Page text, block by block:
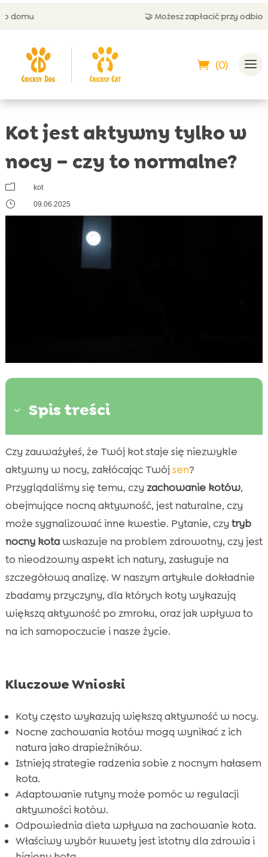
🤝 Możesz zapłacić przy odbiorze
(0)
Kot jest aktywny tylko w
nocy – czy to normalne?
m kot
} 09.06.2025
3 Spis treści
 Dlaczego koty są aktywne w nocy?
 Jak nocna aktywność wpływa na zdrowie
kota?
 Czy to normalne, że kot jest aktywny w nocy?
 Kot aktywny w nocy – strategie radzenia
sobie
 Jakie zmiany w rutynie mogą pomóc kotu?
 Marco Polo koty – kot domowy a kot dziki
 Znaczenie diety w zachowaniach kotów
 Znaczenie odpowiedniej karmy – CricksyCat
dla kota
Dlaczego ważne jest posiadanie
 Pomysły na nocne aktywności dla kotów
 Czy można przyzwyczaić kota do aktywności
dziennej?
 Wniosek
FAQ
Czy zauważyłeś, że Twój kot staje się niezwykle
aktywny w nocy, zakłócając Twój sen?
Przyglądaliśmy się temu, czy zachowanie kotów,
obejmujące nocną aktywność, jest naturalne, czy
może sygnalizować inne kwestie. Pytanie, czy tryb
nocny kotawskazuje na problem zdrowotny, czy jest
to nieodzowny aspekt ich natury, zasługuje na
szczegółową analizę. W naszym artykule dokładnie
zbadamy przyczyny, dla których koty wykazują
większą aktywność po zmroku, oraz jak wpływa to
na ich samopoczucie i nasze życie.
Kluczowe Wnioski
Koty często wykazują większą aktywność w nocy.
Nocne zachowania kotów mogą wynikać z ich
natura jako drapieżników.
Istnieją strategie radzenia sobie z nocnym hałasem
kota.
Adaptowanie rutyny może pomóc w regulacji
aktywności kotów.
Odpowiednia dieta wpływa na zachowanie kota.
Właściwy wybór kuwety jest istotny dla zdrowia i